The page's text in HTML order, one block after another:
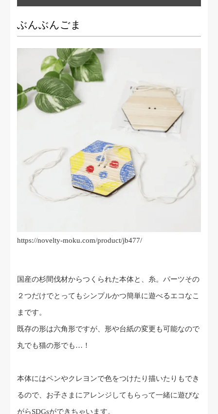
ぶんぶんごま
https://novelty-moku.com/product/jb477/
国産の杉間伐材からつくられた本体と、糸。パーツその
２つだけでとってもシンプルかつ簡単に遊べるエコなこ
まです。
既存の形は六角形ですが、形や台紙の変更も可能なので
丸でも猫の形でも…！
本体にはペンやクレヨンで色をつけたり描いたりもでき
るので、お子さまにアレンジしてもらって一緒に遊びな
がらSDGsができちゃいます。